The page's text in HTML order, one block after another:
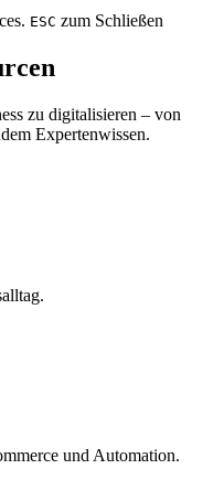
ESC zum Schließen
zu digitalisieren – von
Expertenwissen.
und Automation.